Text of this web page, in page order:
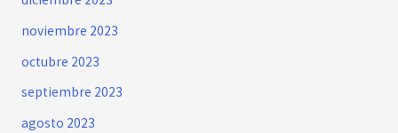
noviembre 2023
octubre 2023
septiembre 2023
agosto 2023